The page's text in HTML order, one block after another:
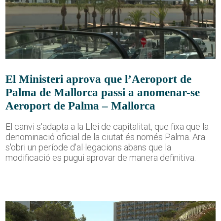
El Ministeri aprova que l’Aeroport de
Palma de Mallorca passi a anomenar-se
Aeroport de Palma – Mallorca
El canvi s'adapta a la Llei de capitalitat, que fixa que la
denominació oficial de la ciutat és només Palma. Ara
s'obri un període d'al·legacions abans que la
modificació es pugui aprovar de manera definitiva.